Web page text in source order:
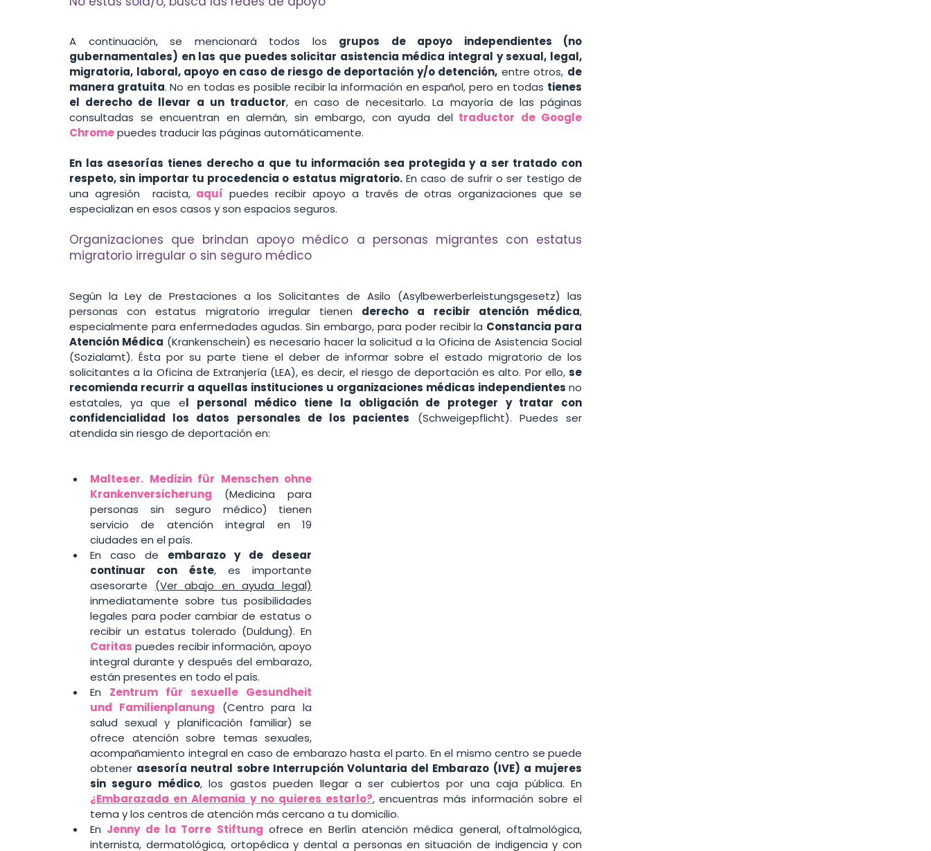
A continuación, se mencionará todos los grupos de apoyo independientes (no
gubernamentales) en las que puedes solicitar asistencia médica integral y sexual, legal,
migratoria, laboral, apoyo en caso de riesgo de deportación y/o detención, entre otros, de
manera gratuita. No en todas es posible recibir la información en español, pero en todas tienes
el derecho de llevar a un traductor, en caso de necesitarlo. La mayoría de las páginas
consultadas se encuentran en alemán, sin embargo, con ayuda del traductor de Google
Chrome puedes traducir las páginas automáticamente.
En las asesorías tienes derecho a que tu información sea protegida y a ser tratado con
respeto, sin importar tu procedencia o estatus migratorio. En caso de sufrir o ser testigo de
una agresión  racista, aquí puedes recibir apoyo a través de otras organizaciones que se
especializan en esos casos y son espacios seguros.
Organizaciones que brindan apoyo médico a personas migrantes con estatus
migratorio irregular o sin seguro médico
Según la Ley de Prestaciones a los Solicitantes de Asilo (Asylbewerberleistungsgesetz) las
personas con estatus migratorio irregular tienen derecho a recibir atención médica,
especialmente para enfermedades agudas. Sin embargo, para poder recibir la Constancia para
Atención Médica (Krankenschein) es necesario hacer la solicitud a la Oficina de Asistencia Social
(Sozialamt). Ésta por su parte tiene el deber de informar sobre el estado migratorio de los
solicitantes a la Oficina de Extranjería (LEA), es decir, el riesgo de deportación es alto. Por ello, se
recomienda recurrir a aquellas instituciones u organizaciones médicas independientes no
estatales, ya que el personal médico tiene la obligación de proteger y tratar con
confidencialidad los datos personales de los pacientes (Schweigepflicht). Puedes ser
atendida sin riesgo de deportación en:
Malteser. Medizin für Menschen ohne
Krankenversicherung (Medicina para
personas sin seguro médico) tienen
servicio de atención integral en 19
ciudades en el país.
En caso de embarazo y de desear
continuar con éste, es importante
asesorarte (Ver abajo en ayuda legal)
inmediatamente sobre tus posibilidades
legales para poder cambiar de estatus o
Caritas puedes recibir información, apoyo
integral durante y después del embarazo,
están presentes en todo el país.
En Zentrum für sexuelle Gesundheit
und Familienplanung (Centro para la
salud sexual y planificación familiar) se
ofrece atención sobre temas sexuales,
acompañamiento integral en caso de embarazo hasta el parto. En el mismo centro se puede
obtener asesoría neutral sobre Interrupción Voluntaria del Embarazo (IVE) a mujeres
sin seguro médico
¿Embarazada en Alemania y no quieres estarlo?, encuentras más información sobre el
tema y los centros de atención más cercano a tu domicilio.
En Jenny de la Torre Stiftung ofrece en Berlín atención médica general, oftalmológica,
internista, dermatológica, ortopédica y dental a personas en situación de indigencia y con